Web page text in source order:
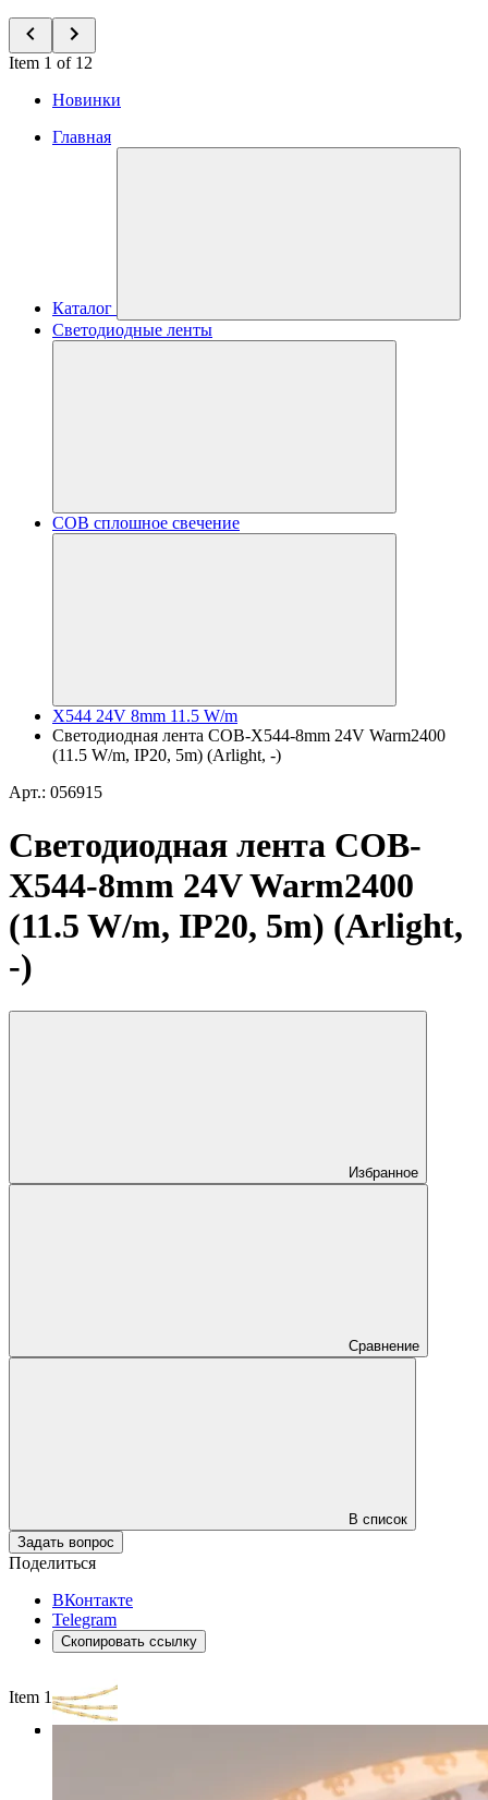
Item 1 of 12
Новинки
Главная
Каталог
Светодиодные ленты
COB сплошное свечение
X544 24V 8mm 11.5 W/m
Светодиодная лента COB-X544-8mm 24V Warm2400
(11.5 W/m, IP20, 5m) (Arlight, -)
Арт.: 056915
Светодиодная лента COB-
X544-8mm 24V Warm2400
(11.5 W/m, IP20, 5m) (Arlight,
-)
Избранное
Сравнение
В список
Задать вопрос
Поделиться
ВКонтакте
Telegram
Скопировать ссылку
Item 1 of 3